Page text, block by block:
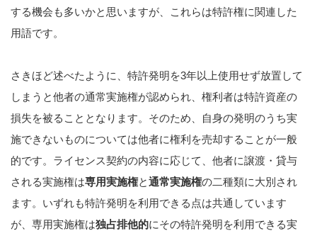
する機会も多いかと思いますが、これらは特許権に関連した
用語です。
さきほど述べたように、特許発明を3年以上使用せず放置して
しまうと他者の通常実施権が認められ、権利者は特許資産の
損失を被ることとなります。そのため、自身の発明のうち実
施できないものについては他者に権利を売却することが一般
的です。ライセンス契約の内容に応じて、他者に譲渡・貸与
される実施権は専用実施権と通常実施権の二種類に大別され
ます。いずれも特許発明を利用できる点は共通しています
が、専用実施権は独占排他的にその特許発明を利用できる実